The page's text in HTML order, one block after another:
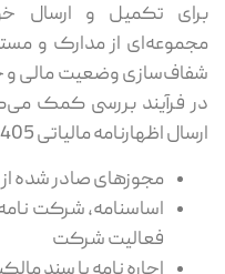
برای تکمیل و ارسال
مجموعه‌ای از مدارک و
شفاف‌سازی وضعیت مالی و
در فرآیند بررسی کمک
ارسال اظهارنامه مالیاتی 1405 عبارت‌اند از:
مجوزهای صادر شده
اساسنامه، شرکت
فعالیت شرکت